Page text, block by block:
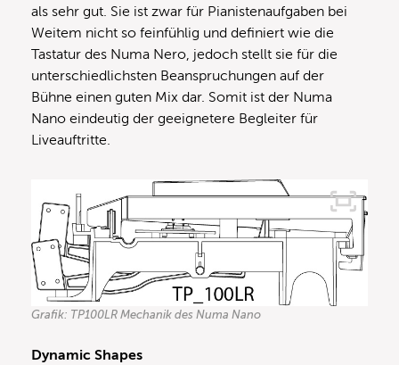
als sehr gut. Sie ist zwar für Pianistenaufgaben bei
Weitem nicht so feinfühlig und definiert wie die
Tastatur des Numa Nero, jedoch stellt sie für die
unterschiedlichsten Beanspruchungen auf der
Bühne einen guten Mix dar. Somit ist der Numa
Nano eindeutig der geeignetere Begleiter für
Liveauftritte.
Grafik: TP100LR Mechanik des Numa Nano
Dynamic Shapes